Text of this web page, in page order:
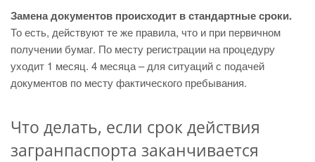
Замена документов происходит в стандартные сроки.
То есть, действуют те же правила, что и при первичном
получении бумаг. По месту регистрации на процедуру
уходит 1 месяц. 4 месяца – для ситуаций с подачей
документов по месту фактического пребывания.
Что делать, если срок действия
загранпаспорта заканчивается